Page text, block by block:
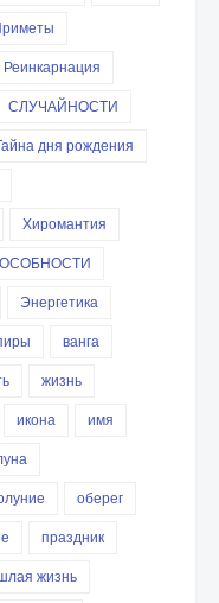
Реинкарнация
СЛУЧАЙНОСТИ
дня рождения
Хиромантия
Энергетика
ванга
жизнь
икона
имя
оберег
праздник
жизнь